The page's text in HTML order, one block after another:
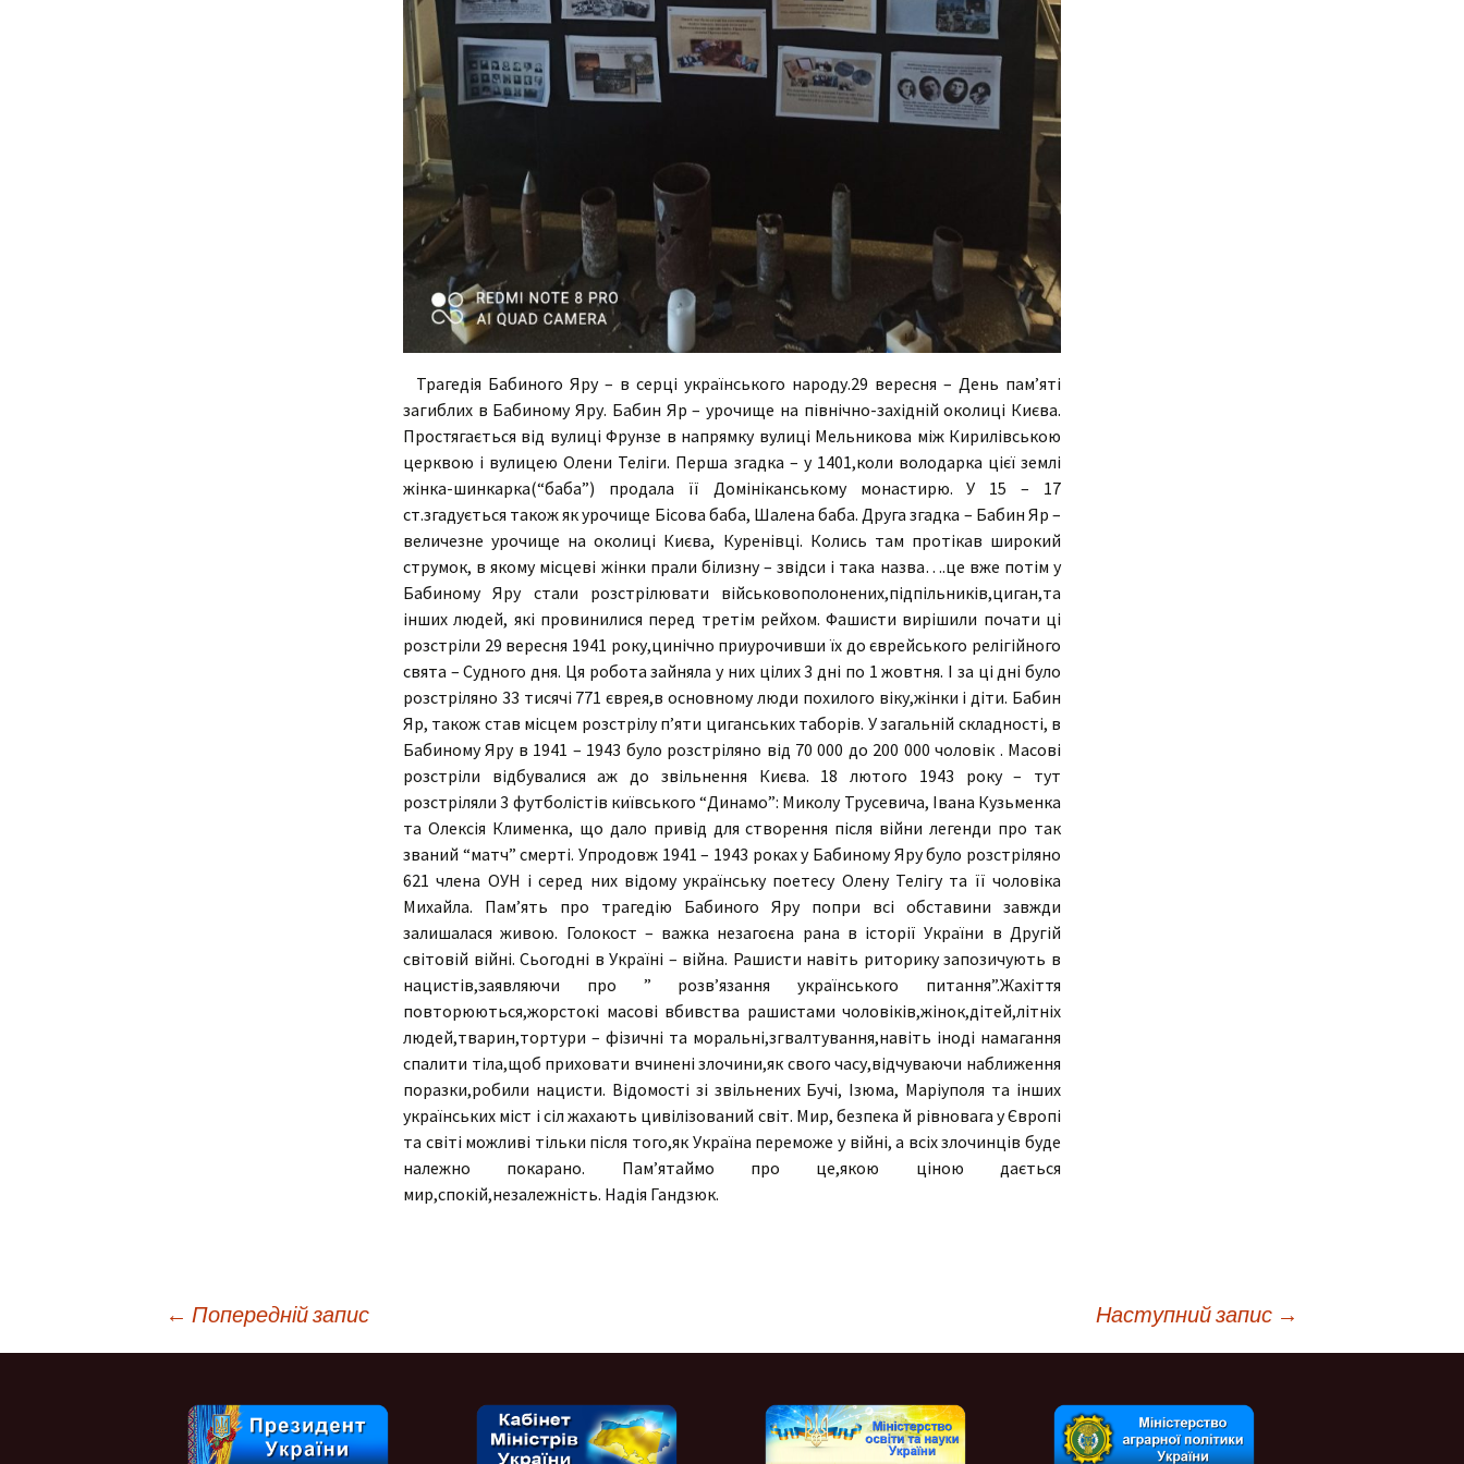
Трагедія Бабиного Яру – в серці українського народу.29 вересня – День пам’яті
загиблих в Бабиному Яру. Бабин Яр – урочище на північно-західній околиці Києва.
Простягається від вулиці Фрунзе в напрямку вулиці Мельникова між Кирилівською
церквою і вулицею Олени Теліги. Перша згадка – у 1401,коли володарка цієї землі
жінка-шинкарка(“баба”) продала її Домініканському монастирю. У 15 – 17
ст.згадується також як урочище Бісова баба, Шалена баба. Друга згадка – Бабин Яр –
величезне урочище на околиці Києва, Куренівці. Колись там протікав широкий
струмок, в якому місцеві жінки прали білизну – звідси і така назва….це вже потім у
Бабиному Яру стали розстрілювати військовополонених,підпільників,циган,та
інших людей, які провинилися перед третім рейхом. Фашисти вирішили почати ці
розстріли 29 вересня 1941 року,цинічно приурочивши їх до єврейського релігійного
свята – Судного дня. Ця робота зайняла у них цілих 3 дні по 1 жовтня. І за ці дні було
розстріляно 33 тисячі 771 єврея,в основному люди похилого віку,жінки і діти. Бабин
Яр, також став місцем розстрілу п’яти циганських таборів. У загальній складності, в
Бабиному Яру в 1941 – 1943 було розстріляно від 70 000 до 200 000 чоловік . Масові
розстріли відбувалися аж до звільнення Києва. 18 лютого 1943 року – тут
розстріляли 3 футболістів київського “Динамо”: Миколу Трусевича, Івана Кузьменка
та Олексія Клименка, що дало привід для створення після війни легенди про так
званий “матч” смерті. Упродовж 1941 – 1943 роках у Бабиному Яру було розстріляно
621 члена ОУН і серед них відому українську поетесу Олену Телігу та її чоловіка
Михайла. Пам’ять про трагедію Бабиного Яру попри всі обставини завжди
залишалася живою. Голокост – важка незагоєна рана в історії України в Другій
світовій війні. Сьогодні в Україні – війна. Рашисти навіть риторику запозичують в
нацистів,заявляючи про ” розв’язання українського питання”.Жахіття
повторюються,жорстокі масові вбивства рашистами чоловіків,жінок,дітей,літніх
людей,тварин,тортури – фізичні та моральні,згвалтування,навіть іноді намагання
спалити тіла,щоб приховати вчинені злочини,як свого часу,відчуваючи наближення
поразки,робили нацисти. Відомості зі звільнених Бучі, Ізюма, Маріуполя та інших
українських міст і сіл жахають цивілізований світ. Мир, безпека й рівновага у Європі
та світі можливі тільки після того,як Україна переможе у війні, а всіх злочинців буде
належно покарано. Пам’ятаймо про це,якою ціною дається
мир,спокій,незалежність. Надія Гандзюк.
Навігація
← Попередній запис Наступний запис →